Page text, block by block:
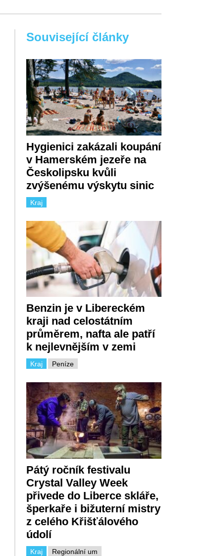
Související články
Hygienici zakázali koupání
v Hamerském jezeře na
Českolipsku kvůli
zvýšenému výskytu sinic
Kraj
Benzin je v Libereckém
kraji nad celostátním
průměrem, nafta ale patří
k nejlevnějším v zemi
Kraj Peníze
Pátý ročník festivalu
Crystal Valley Week
přivede do Liberce skláře,
šperkaře i bižuterní mistry
z celého Křišťálového
údolí
Kraj Regionální um